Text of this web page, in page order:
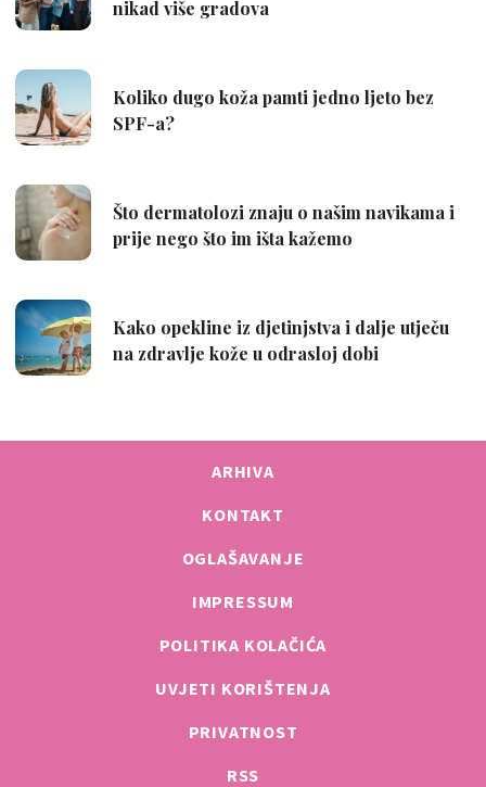
ARHIVA
KONTAKT
OGLAŠAVANJE
IMPRESSUM
POLITIKA KOLAČIĆA
UVJETI KORIŠTENJA
PRIVATNOST
RSS